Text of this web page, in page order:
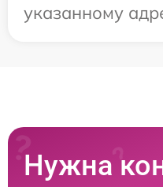
указанному
Нужна